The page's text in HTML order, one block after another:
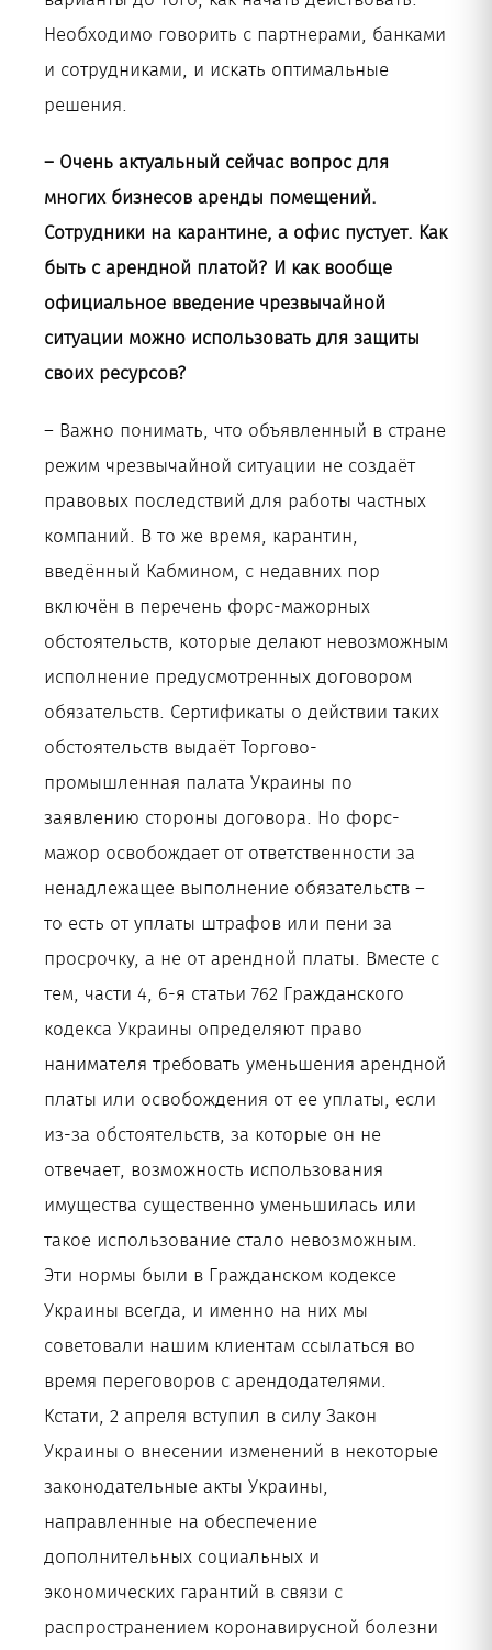
Необходимо говорить с партнерами, банками
и сотрудниками, и искать оптимальные
решения.
– Очень актуальный сейчас вопрос для
многих бизнесов аренды помещений.
Сотрудники на карантине, а офис пустует. Как
быть с арендной платой? И как вообще
официальное введение чрезвычайной
ситуации можно использовать для защиты
своих ресурсов?
– Важно понимать, что объявленный в стране
режим чрезвычайной ситуации не создаёт
правовых последствий для работы частных
компаний. В то же время, карантин,
введённый Кабмином, с недавних пор
включён в перечень форс-мажорных
обстоятельств, которые делают невозможным
исполнение предусмотренных договором
обязательств. Сертификаты о действии таких
обстоятельств выдаёт Торгово-
промышленная палата Украины по
заявлению стороны договора. Но форс-
мажор освобождает от ответственности за
ненадлежащее выполнение обязательств –
то есть от уплаты штрафов или пени за
просрочку, а не от арендной платы. Вместе с
тем, части 4, 6-я статьи 762 Гражданского
кодекса Украины определяют право
нанимателя требовать уменьшения арендной
платы или освобождения от ее уплаты, если
из-за обстоятельств, за которые он не
отвечает, возможность использования
имущества существенно уменьшилась или
такое использование стало невозможным.
Эти нормы были в Гражданском кодексе
Украины всегда, и именно на них мы
советовали нашим клиентам ссылаться во
время переговоров с арендодателями.
Кстати, 2 апреля вступил в силу Закон
Украины о внесении изменений в некоторые
законодательные акты Украины,
направленные на обеспечение
дополнительных социальных и
экономических гарантий в связи с
распространением коронавирусной болезни